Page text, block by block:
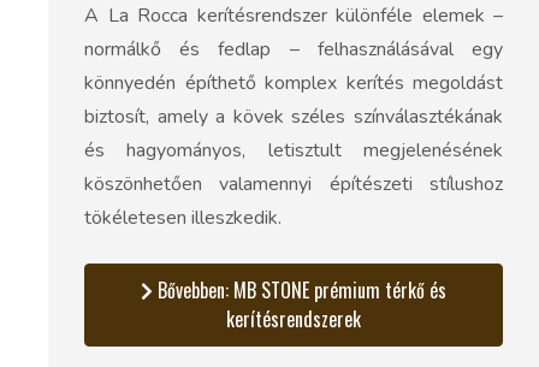
A La Rocca kerítésrendszer különféle elemek –
normálkő és fedlap – felhasználásával egy
könnyedén építhető komplex kerítés megoldást
biztosít, amely a kövek széles színválasztékának
és hagyományos, letisztult megjelenésének
köszönhetően valamennyi építészeti stílushoz
tökéletesen illeszkedik.
Bővebben: MB STONE prémium térkő és
kerítésrendszerek